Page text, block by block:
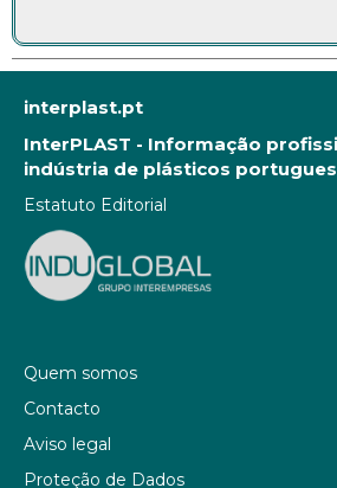
interplast.pt
InterPLAST - Informação
indústria de plásticos
Estatuto Editorial
Quem somos
Contacto
Aviso legal
Proteção de Dados